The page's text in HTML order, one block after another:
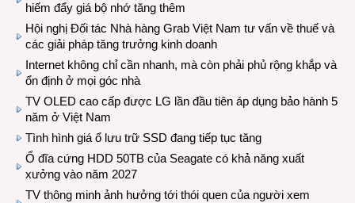
hiếm đẩy giá bộ nhớ tăng thêm
Hội nghị Đối tác Nhà hàng Grab Việt Nam tư vấn về thuế và
các giải pháp tăng trưởng kinh doanh
Internet không chỉ cần nhanh, mà còn phải phủ rộng khắp và
ổn định ở mọi góc nhà
TV OLED cao cấp được LG lần đầu tiên áp dụng bảo hành 5
năm ở Việt Nam
Tình hình giá ổ lưu trữ SSD đang tiếp tục tăng
Ổ đĩa cứng HDD 50TB của Seagate có khả năng xuất
xưởng vào năm 2027
TV thông minh ảnh hưởng tới thói quen của người xem